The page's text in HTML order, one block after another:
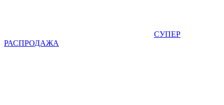
СУПЕР
РАСПРОДАЖА